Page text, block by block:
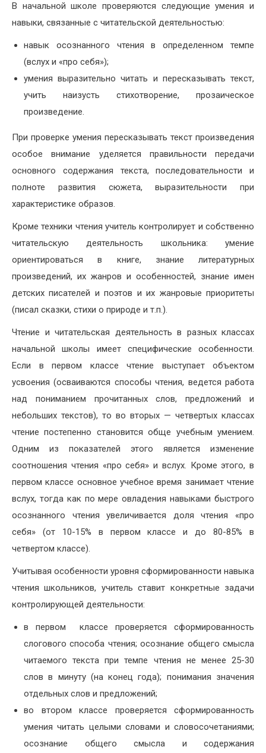
В начальной школе проверяются следующие умения и
навыки, связанные с читательской деятельностью:
навык осознанного чтения в определенном темпе
(вслух и «про себя»);
умения выразительно читать и пересказывать текст,
учить наизусть стихотворение, прозаическое
произведение.
При проверке умения пересказывать текст произведения
особое внимание уделяется правильности передачи
основного содержания текста, последовательности и
полноте развития сюжета, выразительности при
характеристике образов.
Кроме техники чтения учитель контролирует и собственно
читательскую деятельность школьника: умение
ориентироваться в книге, знание литературных
произведений, их жанров и особенностей, знание имен
детских писателей и поэтов и их жанровые приоритеты
(писал сказки, стихи о природе и т.п.).
Чтение и читательская деятельность в разных классах
начальной школы имеет специфические особенности.
Если в первом классе чтение выступает объектом
усвоения (осваиваются способы чтения, ведется работа
над пониманием прочитанных слов, предложений и
небольших текстов), то во вторых — четвертых классах
чтение постепенно становится обще учебным умением.
Одним из показателей этого является изменение
соотношения чтения «про себя» и вслух. Кроме этого, в
первом классе основное учебное время занимает чтение
вслух, тогда как по мере овладения навыками быстрого
осознанного чтения увеличивается доля чтения «про
себя» (от 10-15% в первом классе и до 80-85% в
четвертом классе).
Учитывая особенности уровня сформированности навыка
чтения школьников, учитель ставит конкретные задачи
контролирующей деятельности:
в первом классе проверяется сформированность
слогового способа чтения; осознание общего смысла
читаемого текста при темпе чтения не менее 25-30
слов в минуту (на конец года); понимания значения
отдельных слов и предложений;
во втором классе проверяется сформированность
умения читать целыми словами и словосочетаниями;
осознание общего смысла и содержания